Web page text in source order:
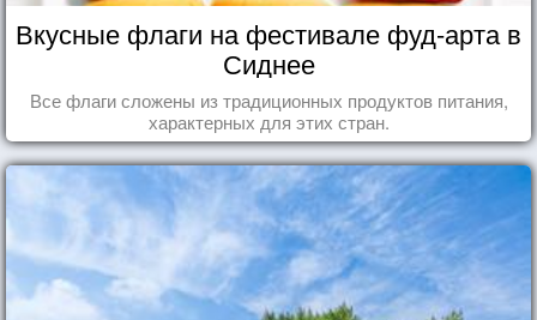
Вкусные флаги на фестивале фуд-арта в
Сиднее
Все флаги сложены из традиционных продуктов питания,
характерных для этих стран.